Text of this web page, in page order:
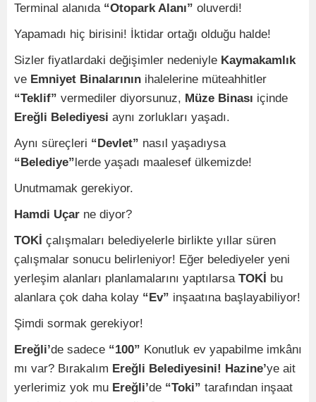
Terminal alanıda “Otopark Alanı” oluverdi!
Yapamadı hiç birisini! İktidar ortağı olduğu halde!
Sizler fiyatlardaki değişimler nedeniyle Kaymakamlık
ve Emniyet Binalarının ihalelerine müteahhitler
“Teklif” vermediler diyorsunuz, Müze Binası içinde
Ereğli Belediyesi aynı zorlukları yaşadı.
Aynı süreçleri “Devlet” nasıl yaşadıysa
“Belediye”lerde yaşadı maalesef ülkemizde!
Unutmamak gerekiyor.
Hamdi Uçar ne diyor?
TOKİ çalışmaları belediyelerle birlikte yıllar süren
çalışmalar sonucu belirleniyor! Eğer belediyeler yeni
yerleşim alanları planlamalarını yaptılarsa TOKİ bu
alanlara çok daha kolay “Ev” inşaatına başlayabiliyor!
Şimdi sormak gerekiyor!
Ereğli’de sadece “100” Konutluk ev yapabilme imkânı
mı var? Bırakalım Ereğli Belediyesini! Hazine’ye ait
yerlerimiz yok mu Ereğli’de “Toki” tarafından inşaat